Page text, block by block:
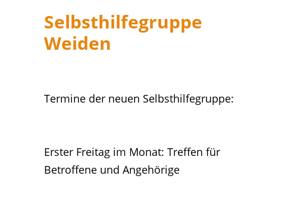
Selbsthilfegruppe
Weiden
Termine der neuen Selbsthilfegruppe:
Erster Freitag im Monat: Treffen für
Betroffene und Angehörige